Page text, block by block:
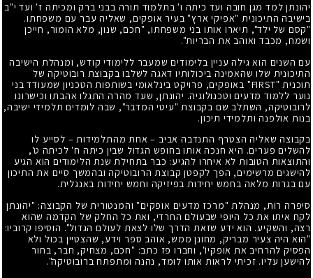
יהונתן למד מגן חובה ועד כיתה ו' בתלמוד תורה בבני ברק ומכיתה ז' ועד י"ב
בישיבה התיכונית "אפיקי ארץ" בעיר אופקים, שאליה עבר עם משפחתו.
"קסם של ילד", תיארו אותו בני משפחתו, "חכם, שנון, מלא הומור, חייכן
ושמח, מכבד ואוהב את הבריות".
עם השנים הוא גילה עניין בלימודים שמעבר ללימודי קודש, ומנהלת הישיבה
התיכונית שלו שהאמינה ביכולותיו דאגה לשלבו בקבוצת רובוטיקה של
תוכנית "FIRST" באופקים, פרויקט בינלאומי בשותפות הטכניון שמעודד בני
נוער ללמוד מדעים וטכנולוגיה. יהונתן, שעד מהרה התגלו אהבתו וכישרונו
לרובוטיקה, השתלב שם בקבוצת "עיטי המדבר", שבה לומדים תלמידי ישיבה,
בנות אולפנה ותלמידי תיכון.
בקבוצה שאליה הצטרף התנדבה אביב – אחת מהתלמידות – לסייע לו
להשלים פערים. היא חנכה אותו בחופש הגדול שבין כיתה ח' לכיתה ט',
והתוצאות הטובות לא איחרו להגיע: כבר בתחילת שנת הלימודים הוא הגיע
להישגים מרשימים, הפך לקפטן קבוצת הרובוטיקה ובהמשך סיים את התיכון
עם בגרות מלאה בחמש יחידות בפיזיקה וחמש יחידות באנגלית.
סיפרה רות, מנהלת "מרכז מדעים אופקים" והמנטורית של הקבוצה: "יהונתן
לקח איתו את כל היופי שבעולם החרדי, ואת כל החלק של הקִדמה שהוא
רצה, והשקיע. הוא ידע שזאת הדרך שלו לצאת לעולם הגדול". הוסיפו קרוביו:
"הוא היה צעיר מבריק, מחונן ממש, אוהב ספר וידע, שהצטיין בכול ולא
הפסיק להרחיב את אופקיו", וחברו פז כתב: "חכם, מצחיק, חבר, בחור
להישען עליו. זכיתי לראות אותו לומד, נהנה ומתפתח ברובוטיקה".